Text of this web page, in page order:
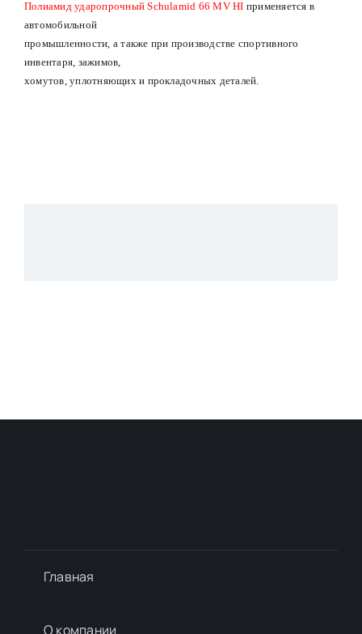
Полиамид ударопрочный Schulamid 66 MV HI применяется в
автомобильной
промышленности, а также при производстве спортивного
инвентаря, зажимов,
хомутов, уплотняющих и прокладочных деталей.
Главная
О компании